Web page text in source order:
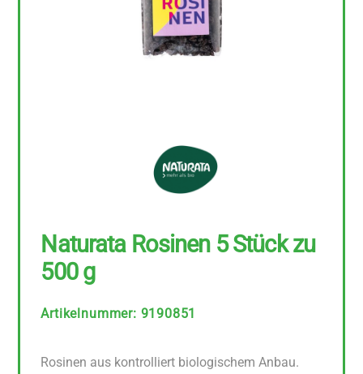
Naturata Rosinen 5 Stück zu
500 g
Artikelnummer: 9190851
Rosinen aus kontrolliert biologischem Anbau.